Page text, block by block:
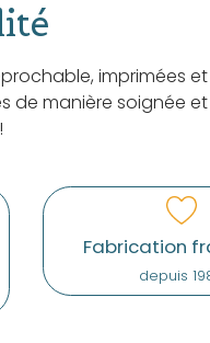
imprimées et
de manière soignée et
Fabrication
depuis